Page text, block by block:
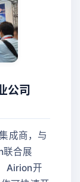
公司
成商，与
联合展
Airion开